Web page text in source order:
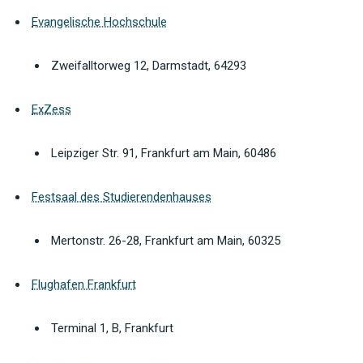
Evangelische Hochschule
Zweifalltorweg 12, Darmstadt, 64293
ExZess
Leipziger Str. 91, Frankfurt am Main, 60486
Festsaal des Studierendenhauses
Mertonstr. 26-28, Frankfurt am Main, 60325
Flughafen Frankfurt
Terminal 1, B, Frankfurt